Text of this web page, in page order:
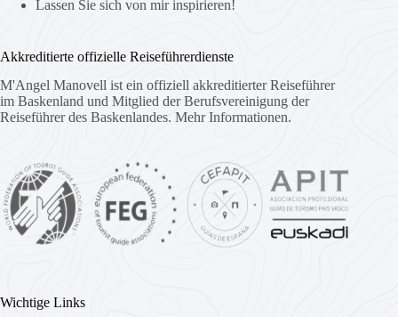
Lassen Sie sich von mir inspirieren!
Akkreditierte offizielle Reiseführerdienste
M'Angel Manovell ist ein offiziell akkreditierter Reiseführer
im Baskenland und Mitglied der Berufsvereinigung der
Reiseführer des Baskenlandes. Mehr Informationen.
Wichtige Links